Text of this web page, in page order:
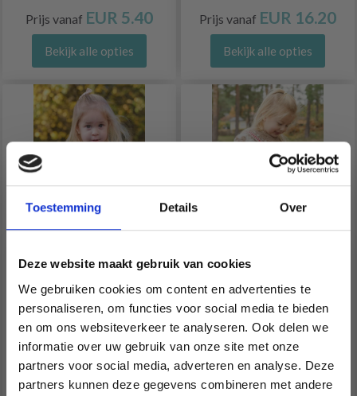
Toestemming Details Over
Deze website maakt gebruik van cookies
We gebruiken cookies om content en advertenties te
personaliseren, om functies voor social media te bieden
en om ons websiteverkeer te analyseren. Ook delen we
informatie over uw gebruik van onze site met onze
partners voor social media, adverteren en analyse. Deze
partners kunnen deze gegevens combineren met andere
Prijs vanaf EUR 5.40
Bekijk alle opties
Prijs vanaf EUR 16.20
Bekijk alle opties
49-14 GENTLE DAY
CARDIGAN BY DROPS
DESIGN
Prijs vanafEUR 20.65
Bekijk alle opties
50-2 COOKIE PARADE
SWEATER BY DROPS
DESIGN
Prijs vanafEUR 21.00
Bekijk alle opties
Économisez jusqu'à 50 %